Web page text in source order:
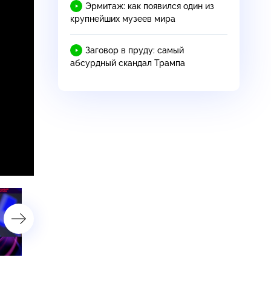
Эрмитаж: как появился один из
крупнейших музеев мира
Заговор в пруду: самый
абсурдный скандал Трампа